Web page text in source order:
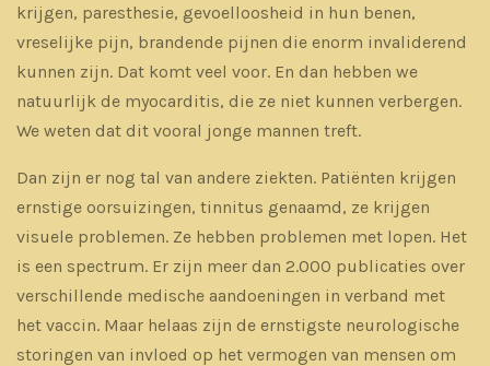
krijgen, paresthesie, gevoelloosheid in hun benen,
vreselijke pijn, brandende pijnen die enorm invaliderend
kunnen zijn. Dat komt veel voor. En dan hebben we
natuurlijk de myocarditis, die ze niet kunnen verbergen.
We weten dat dit vooral jonge mannen treft.
Dan zijn er nog tal van andere ziekten. Patiënten krijgen
ernstige oorsuizingen, tinnitus genaamd, ze krijgen
visuele problemen. Ze hebben problemen met lopen. Het
is een spectrum. Er zijn meer dan 2.000 publicaties over
verschillende medische aandoeningen in verband met
het vaccin. Maar helaas zijn de ernstigste neurologische
storingen van invloed op het vermogen van mensen om